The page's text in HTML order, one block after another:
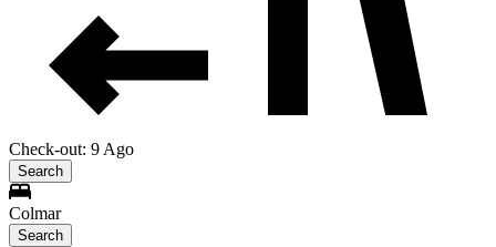
Check-out: 9 Ago
Search
Colmar
Search